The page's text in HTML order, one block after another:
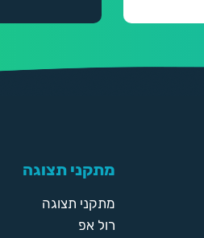
מתקני תצוגה
מתקני תצוגה
רול אפ